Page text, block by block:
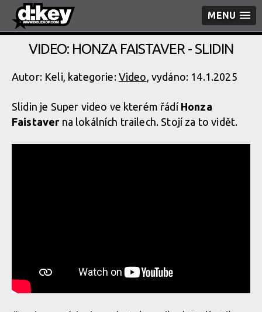
MENU
VIDEO: HONZA FAISTAVER - SLIDIN
Autor: Keli, kategorie: Video, vydáno: 14.1.2025
Slidin je Super video ve kterém řádí Honza
Faistaverna lokálních trailech. Stojí za to vidět.